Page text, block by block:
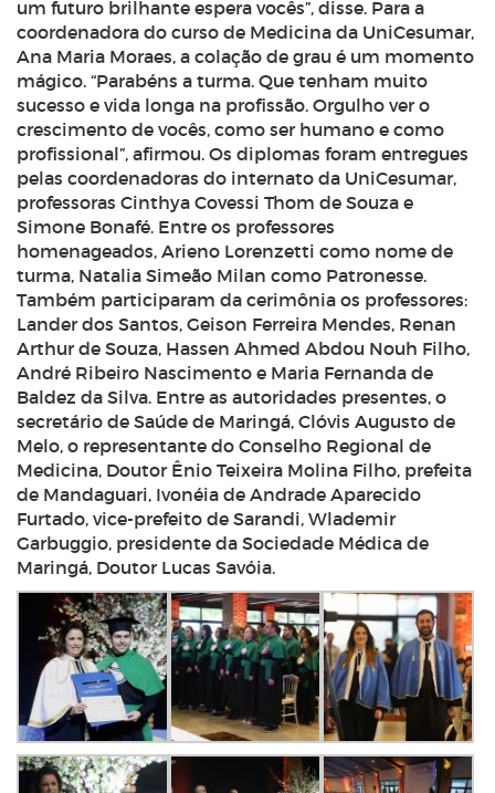
um futuro brilhante espera vocês”, disse. Para a
coordenadora do curso de Medicina da UniCesumar,
Ana Maria Moraes, a colação de grau é um momento
mágico. “Parabéns a turma. Que tenham muito
sucesso e vida longa na profissão. Orgulho ver o
crescimento de vocês, como ser humano e como
profissional”, afirmou. Os diplomas foram entregues
pelas coordenadoras do internato da UniCesumar,
professoras Cinthya Covessi Thom de Souza e
Simone Bonafé. Entre os professores
homenageados, Arieno Lorenzetti como nome de
turma, Natalia Simeão Milan como Patronesse.
Também participaram da cerimônia os professores:
Lander dos Santos, Geison Ferreira Mendes, Renan
Arthur de Souza, Hassen Ahmed Abdou Nouh Filho,
André Ribeiro Nascimento e Maria Fernanda de
Baldez da Silva. Entre as autoridades presentes, o
secretário de Saúde de Maringá, Clóvis Augusto de
Melo, o representante do Conselho Regional de
Medicina, Doutor Ênio Teixeira Molina Filho, prefeita
de Mandaguari, Ivonéia de Andrade Aparecido
Furtado, vice-prefeito de Sarandi, Wlademir
Garbuggio, presidente da Sociedade Médica de
Maringá, Doutor Lucas Savóia.